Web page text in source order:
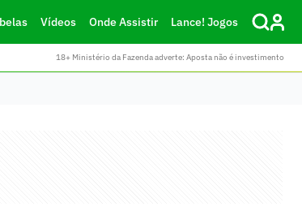
Vídeos Onde Assistir Lance! Jogos
18+ Ministério da Fazenda adverte: Aposta não é investimento